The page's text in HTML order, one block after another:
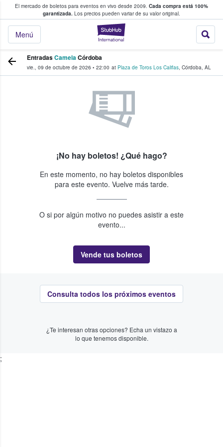
El mercado de boletos para eventos en vivo desde 2009. Cada compra está 100%
garantizada. Los precios pueden variar de su valor original.
StubHub: donde
Menú
fans compran y venden boletos
EntradasCamelaCórdoba
vie., 09 de octubre de 2026 • 22:00 at Plaza de Toros Los Califas, Córdoba, AL
¡No hay boletos! ¿Qué hago?
En este momento, no hay boletos disponibles
para este evento. Vuelve más tarde.
O si por algún motivo no puedes asistir a este
evento...
Vende tus boletos
Consulta todos los próximos eventos
¿Te interesan otras opciones? Echa un vistazo a
lo que tenemos disponible.
;